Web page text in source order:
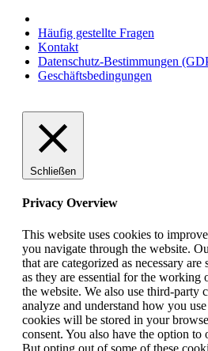
Häufig gestellte Fragen
Kontakt
Datenschutz-Bestimmungen
Geschäftsbedingungen
Schließen
Privacy Overview
This website uses cookies to
you navigate through the website.
that are categorized as necessary
as they are essential for the working
the website. We also use third-party
analyze and understand how you
cookies will be stored in your
consent. You also have the option to
But opting out of some of these